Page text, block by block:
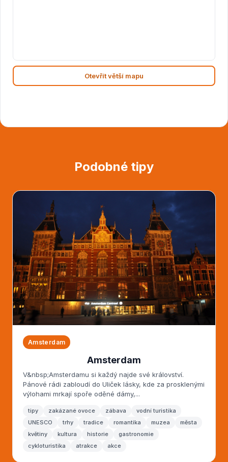
Otevřít větší mapu
Podobné tipy
Amsterdam
Amsterdam
V&nbsp;Amsterdamu si každý najde své království.
Pánové rádi zabloudí do Uliček lásky, kde za prosklenými
výlohami mrkají spoře oděné dámy,...
tipy zakázané ovoce zábava
vodní turistika
UNESCO
trhy tradice romantika muzea
města
květiny
kultura historie
gastronomie
cykloturistika
atrakce akce